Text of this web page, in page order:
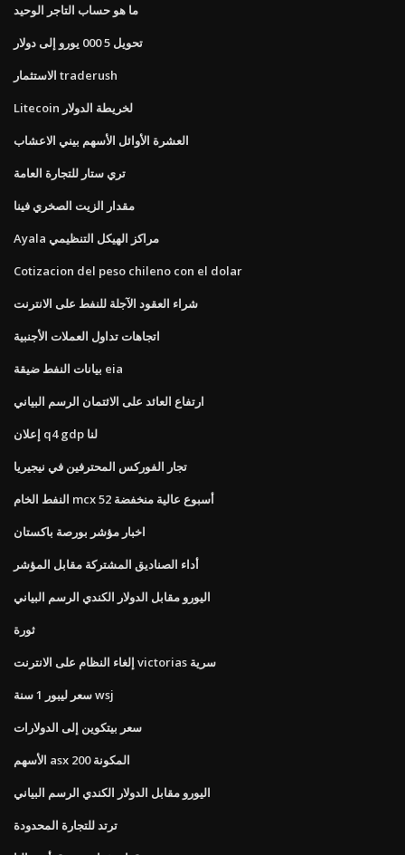
ما هو حساب التاجر الوحيد
تحويل 5 000 يورو إلى دولار
الاستثمار traderush
Litecoin لخريطة الدولار
العشرة الأوائل الأسهم بيني الاعشاب
تري ستار للتجارة العامة
مقدار الزيت الصخري فينا
Ayala مراكز الهيكل التنظيمي
Cotizacion del peso chileno con el dolar
شراء العقود الآجلة للنفط على الانترنت
اتجاهات تداول العملات الأجنبية
بيانات النفط ضيقة eia
ارتفاع العائد على الائتمان الرسم البياني
إعلان q4 gdp لنا
تجار الفوركس المحترفين في نيجيريا
النفط الخام mcx 52 أسبوع عالية منخفضة
اخبار مؤشر بورصة باكستان
أداء الصناديق المشتركة مقابل المؤشر
اليورو مقابل الدولار الكندي الرسم البياني
ثورة
إلغاء النظام على الانترنت victorias سرية
سعر ليبور 1 سنة wsj
سعر بيتكوين إلى الدولارات
الأسهم asx 200 المكونة
اليورو مقابل الدولار الكندي الرسم البياني
ترتد للتجارة المحدودة